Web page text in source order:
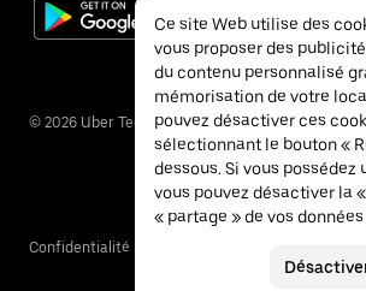
© 2026 Uber Technologies Inc.
Confidentialité
Ce site Web utilise des
vous proposer des
du contenu personnalisé
mémorisation de votre
pouvez désactiver ces
sélectionnant le bouton «
dessous. Si vous possédez
vous pouvez désactiver la
« partage » de vos données